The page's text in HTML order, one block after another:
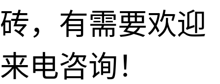
砖，有需要欢迎
来电咨询！